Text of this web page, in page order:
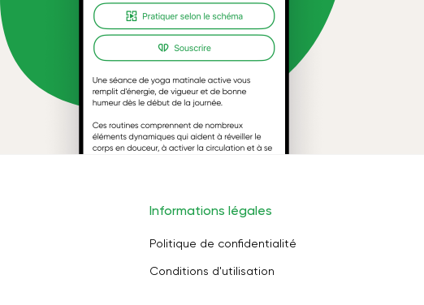
Informations légales
Politique de confidentialité
Conditions d'utilisation